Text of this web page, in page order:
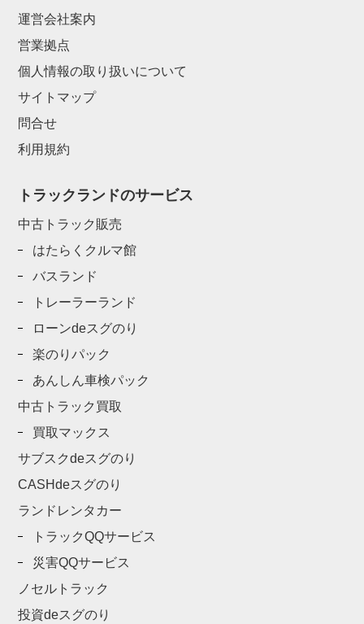
運営会社案内
営業拠点
個人情報の取り扱いについて
サイトマップ
問合せ
利用規約
トラックランドのサービス
中古トラック販売
はたらくクルマ館
バスランド
トレーラーランド
ローンdeスグのり
楽のりパック
あんしん車検パック
中古トラック買取
買取マックス
サブスクdeスグのり
CASHdeスグのり
ランドレンタカー
トラックQQサービス
災害QQサービス
ノセルトラック
投資deスグのり